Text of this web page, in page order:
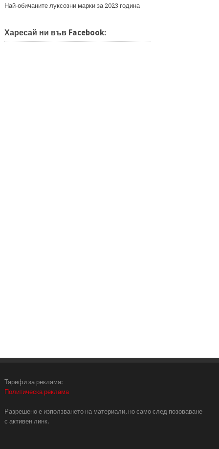
Най-обичаните луксозни марки за 2023 година
Харесай ни във Facebook:
Тарифи за реклама:
Политическа реклама
Разрешено е използването на материали, но само след позоваване
с активен линк.